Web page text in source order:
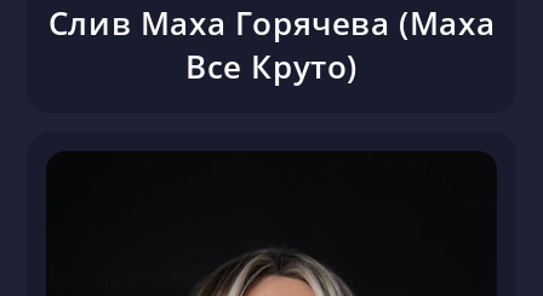
Слив Маха Горячева (Маха
Все Круто)